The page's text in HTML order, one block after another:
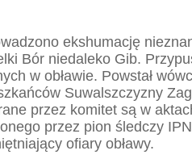
ekshumację
Bór niedaleko Gib.
w obławie. Powstał
Suwalszczyzny
przez komitet są w
przez pion śledczy
ofiary obławy.